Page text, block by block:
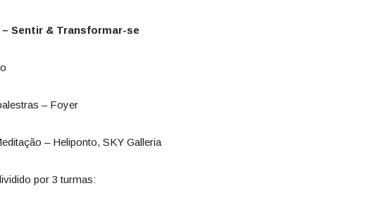
Sentir & Transformar-se
– Foyer
– Heliponto, SKY Galleria
por 3 turmas: